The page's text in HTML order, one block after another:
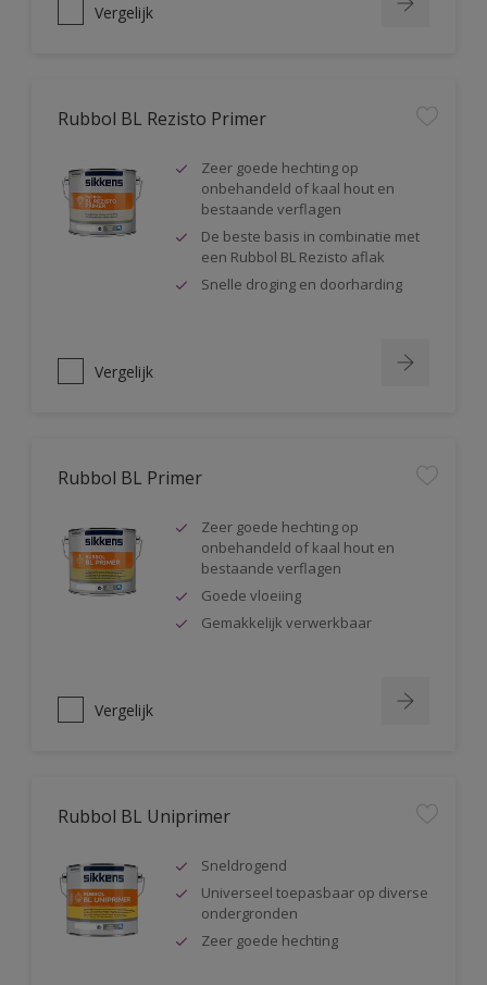
Vergelijk
Rubbol BL Rezisto Primer
Zeer goede hechting op
onbehandeld of kaal hout en
bestaande verflagen
De beste basis in combinatie met
een Rubbol BL Rezisto aflak
Snelle droging en doorharding
Vergelijk
Rubbol BL Primer
Zeer goede hechting op
onbehandeld of kaal hout en
bestaande verflagen
Goede vloeiing
Gemakkelijk verwerkbaar
Vergelijk
Rubbol BL Uniprimer
Sneldrogend
Universeel toepasbaar op diverse
ondergronden
Zeer goede hechting